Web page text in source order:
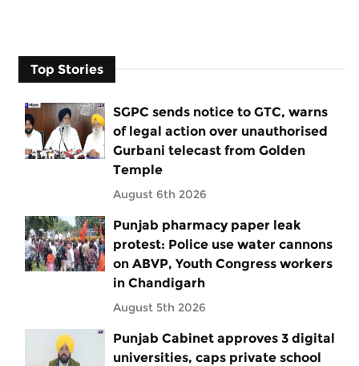
Top Stories
SGPC sends notice to GTC, warns
of legal action over unauthorised
Gurbani telecast from Golden
Temple
August 6th 2026
Punjab pharmacy paper leak
protest: Police use water cannons
on ABVP, Youth Congress workers
in Chandigarh
August 5th 2026
Punjab Cabinet approves 3 digital
universities, caps private school